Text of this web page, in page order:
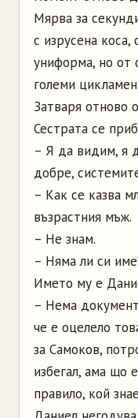
Мярва за
с изрусена
униформа, но от
големи
Затваря отново
Сестрата се
– Я да видим, я
добре,
– Как се казва
възрастния мъж.
– Не знам.
– Няма ли си
Името му е
– Нема
че е оцелело
за Самоков,
избегал, ама що
правило, кой